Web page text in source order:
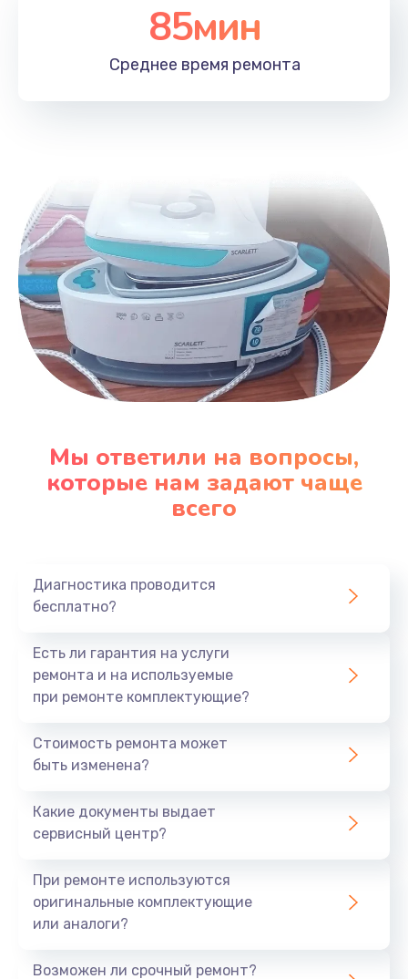
85мин
Среднее время ремонта
Мы ответили на вопросы,
которые нам задают чаще
всего
Диагностика проводится
бесплатно?
Есть ли гарантия на услуги
ремонта и на используемые
при ремонте комплектующие?
Стоимость ремонта может
быть изменена?
Какие документы выдает
сервисный центр?
При ремонте используются
оригинальные комплектующие
или аналоги?
Возможен ли срочный ремонт?